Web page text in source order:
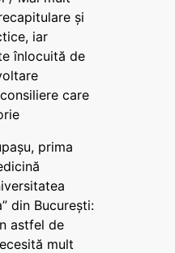
și
iar
înlocuită de
care
prima
din București:
astfel de
mult